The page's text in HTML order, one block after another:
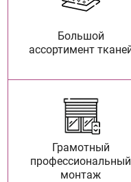
Большой
ассортимент
Грамотный
профессиональный
монтаж